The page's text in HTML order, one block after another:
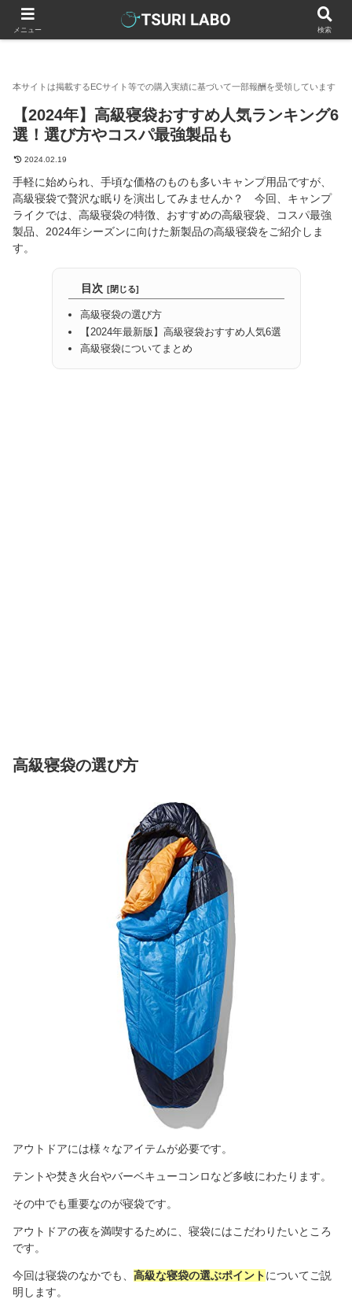
釣りラボマガジン アウトドア寝具 【2024年】高級寝袋おすす
【2024年】高級寝袋おすすめ人気ランキング6
選！選び方やコスパ最強製品も
2024.02.19
手軽に始められ、手頃な価格のものも多いキャンプ用品ですが、
高級寝袋で贅沢な眠りを演出してみませんか？ 今回、キャンプ
ライクでは、高級寝袋の特徴、おすすめの高級寝袋、コスパ最強
製品、2024年シーズンに向けた新製品の高級寝袋をご紹介しま
す。
目次
高級寝袋の選び方
【2024年最新版】高級寝袋おすすめ人気6選
高級寝袋についてまとめ
高級寝袋の選び方
アウトドアには様々なアイテムが必要です。
テントや焚き火台やバーベキューコンロなど多岐にわたります。
その中でも重要なのが寝袋です。
アウトドアの夜を満喫するために、寝袋にはこだわりたいところ
です。
今回は寝袋のなかでも、 高級な寝袋の選ぶポイントについてご説
明します。
メニュー 検索